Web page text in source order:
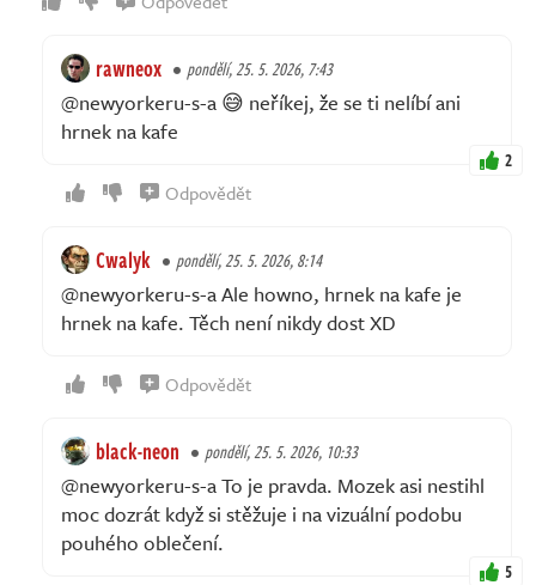
rawneox pondělí, 25. 5. 2026, 7:43
@newyorkeru-s-a 😅 neříkej, že se ti nelíbí ani
hrnek na kafe
2
Odpovědět
Cwalyk pondělí, 25. 5. 2026, 8:14
@newyorkeru-s-a Ale howno, hrnek na kafe je
hrnek na kafe. Těch není nikdy dost XD
Odpovědět
black-neon pondělí, 25. 5. 2026, 10:33
@newyorkeru-s-a To je pravda. Mozek asi nestihl
moc dozrát když si stěžuje i na vizuální podobu
pouhého oblečení.
5